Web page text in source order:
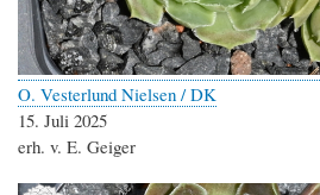
O. Vesterlund Nielsen / DK
15. Juli 2025
erh. v. E. Geiger